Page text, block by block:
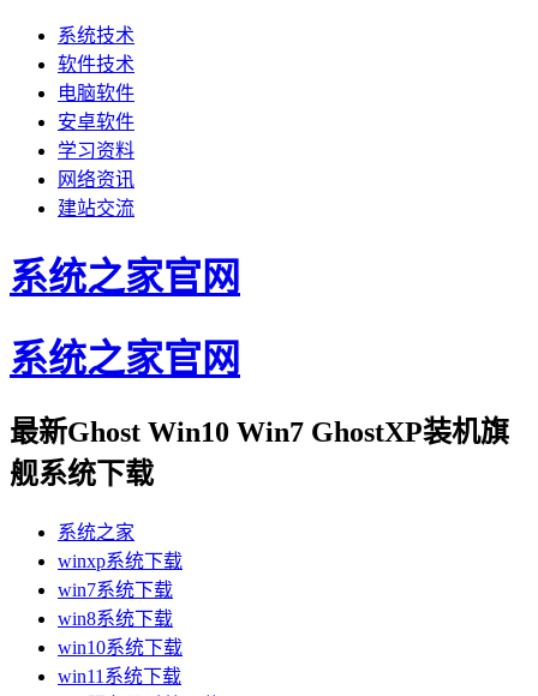
系统技术
软件技术
电脑软件
安卓软件
学习资料
网络资讯
建站交流
系统之家官网
系统之家官网
最新Ghost Win10 Win7 GhostXP装机旗
舰系统下载
系统之家
winxp系统下载
win7系统下载
win8系统下载
win10系统下载
win11系统下载